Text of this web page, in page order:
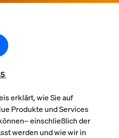
erklärt, wie Sie auf
Produkte und Services
einschließlich der
werden und wie wir in